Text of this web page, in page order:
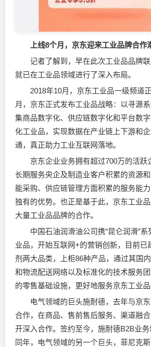
上线8个月，京东迎来工业品牌合作
记者了解到，早在此次工业品品牌联
就已在工业品领域进行了深入布局。
2018年10月，京东工业品一级频道
月，京东正式发布工业品战略：以寻源
集商品数字化、供应链数字化和平台数
化工业品，实现数据在产业链上下游和
通，真正助力工业互联网落地。
京东企业业务拥有超过700万的活跃
长期服务央企及制造业客户积累的资源
能采购、供应链管理方面积累的服务能
独有的优势。也正是基于此，京东工业
大量工业品品牌的合作。
中国石油润滑油公司携“昆仑润滑”
业品，开始互联网+的营销创新，目前已
剂两大品类，上柜86种产品，通过其国
和物流配送网络以及标准化的技术服务
的零售基础设施，更好地服务京东工业品
电气领域的巨头施耐德，去年与京东
合作，在商品、售前售后服务、渠道融
开深入合作。签约至今，施耐德B2B业务
同年，电气领域的另一个巨头，菲尼克